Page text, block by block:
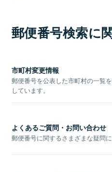
郵便番号検索に
市町村変更情報
郵便番号を公表した市町村の一覧
しています。
よくあるご質問・お問い合わせ
郵便番号に関するさまざまな疑問に